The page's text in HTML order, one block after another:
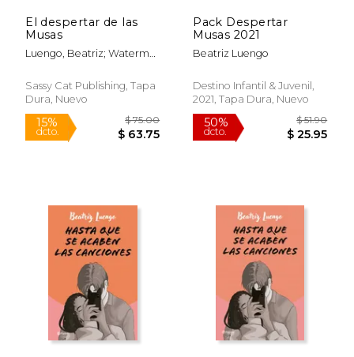
dcto. dcto.
El despertar de las
Musas
Luengo, Beatriz; Waterme,
Sassy Cat Publishing, Tapa
Dura, Nuevo
Pack Despertar
Musas 2021
Beatriz Luengo
Destino Infantil & Juvenil,
2021, Tapa Dura, Nuevo